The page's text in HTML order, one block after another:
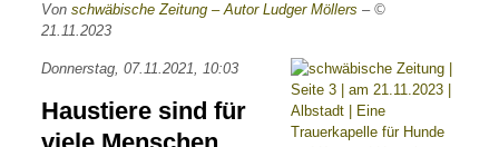
Von schwäbische Zeitung – Autor Ludger Möllers – ©
21.11.2023
Donnerstag, 07.11.2021, 10:03
Haustiere sind für